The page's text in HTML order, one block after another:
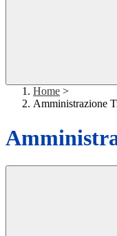
Home >
Amministrazione